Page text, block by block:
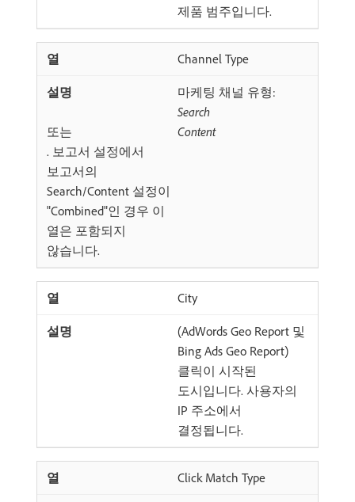
제품 범주입니다.
Channel Type
마케팅 채널 유형:
Search
또는
Content
. 보고서 설정에서
보고서의
Search/Content 설정이
"Combined"인 경우 이
열은 포함되지
않습니다.
City
(AdWords Geo Report 및
Bing Ads Geo Report)
클릭이 시작된
도시입니다. 사용자의
IP 주소에서
결정됩니다.
Click Match Type